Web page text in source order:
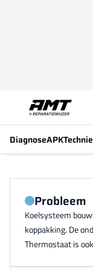
DiagnoseAPK
Probleem
Koelsysteem
koppakking. De
Thermostaat is